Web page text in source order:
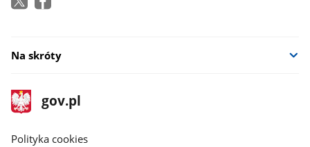
Na skróty
stopka
gov.pl
Strona
gov.pl
gov.pl
Polityka cookies